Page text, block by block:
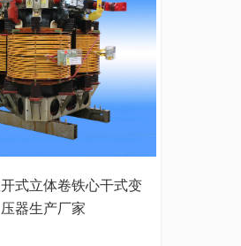
式立体卷铁心干式变
压器生产厂家